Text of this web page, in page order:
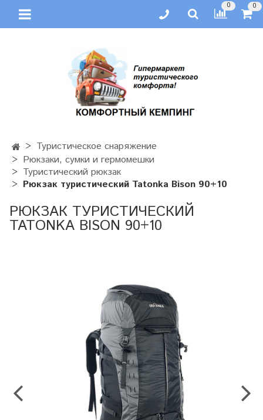
0 0
Туристическое снаряжение
Рюкзаки, сумки и гермомешки
Туристический рюкзак
Рюкзак туристический Tatonka Bison 90+10
РЮКЗАК ТУРИСТИЧЕСКИЙ
TATONKA BISON 90+10